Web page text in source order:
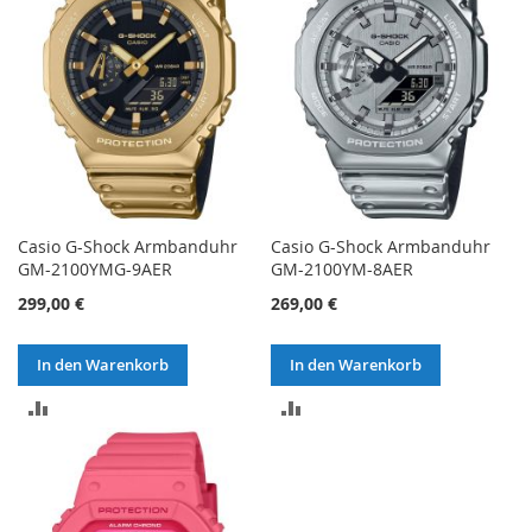
Casio G-Shock Armbanduhr
GM-2100YMG-9AER
299,00 €
In den Warenkorb
VERGLEICHSLISTE
HINZUFÜGEN
Casio G-Shock Armbanduhr
GM-2100YM-8AER
269,00 €
In den Warenkorb